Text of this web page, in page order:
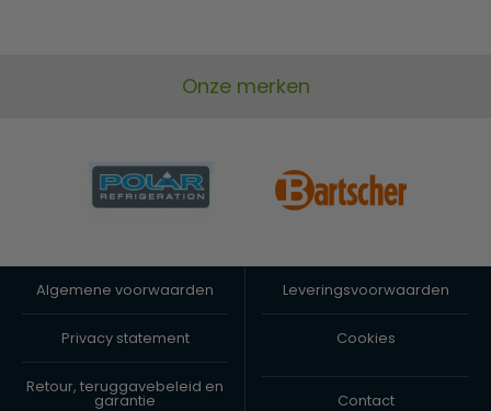
Onze merken
Algemene voorwaarden Leveringsvoorwaarden
Privacy statement Cookies
Retour, teruggavebeleid en
garantie Contact